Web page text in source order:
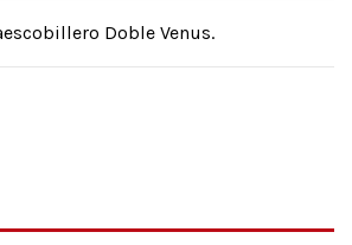
Doble Venus.